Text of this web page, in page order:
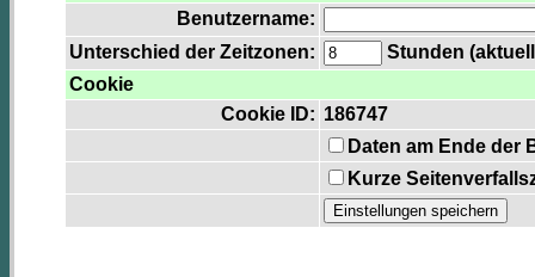
Benutzername:
Unterschied der Zeitzonen:
Stunden
Cookie
Cookie ID: 186747
Daten am Ende der
Kurze